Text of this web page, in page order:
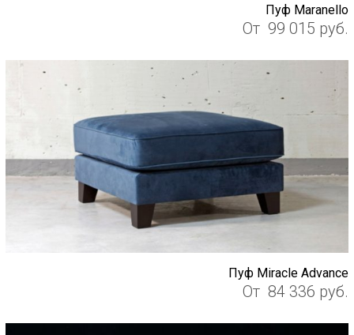
Пуф Maranello
От 99 015 руб.
Пуф Miracle Advance
От 84 336 руб.